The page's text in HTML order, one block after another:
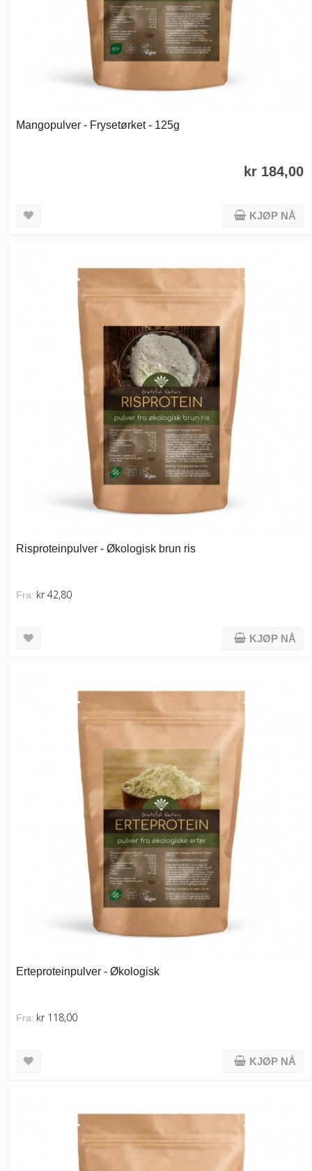
Mangopulver - Frysetørket - 125g
kr 184,00
KJØP NÅ
Risproteinpulver - Økologisk brun ris
Fra: kr 42,80
KJØP NÅ
Erteproteinpulver - Økologisk
Fra: kr 118,00
KJØP NÅ